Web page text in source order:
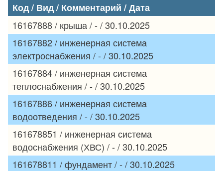
Код / Вид / Комментарий / Дата
16167888 / крыша / - / 30.10.2025
16167882 / инженерная система
электроснабжения / - / 30.10.2025
16167884 / инженерная система
теплоснабжения / - / 30.10.2025
16167886 / инженерная система
водоотведения / - / 30.10.2025
161678851 / инженерная система
водоснабжения (ХВС) / - / 30.10.2025
161678811 / фундамент / - / 30.10.2025